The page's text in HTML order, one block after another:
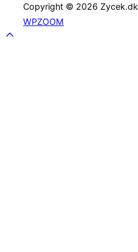
Copyright © 2026 Zycek.dk
WPZOOM